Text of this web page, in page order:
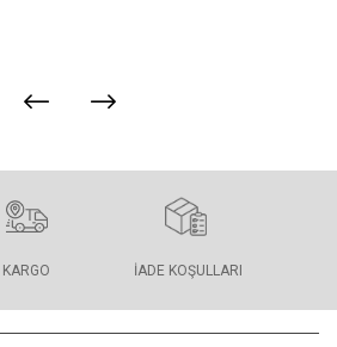
KARGO İADE KOŞULLARI